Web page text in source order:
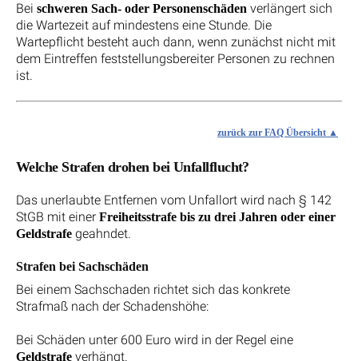
Bei schweren Sach- oder Personenschäden verlängert sich
die Wartezeit auf mindestens eine Stunde. Die
Wartepflicht besteht auch dann, wenn zunächst nicht mit
dem Eintreffen feststellungsbereiter Personen zu rechnen
ist.
zurück zur FAQ Übersicht
Welche Strafen drohen bei Unfallflucht?
Das unerlaubte Entfernen vom Unfallort wird nach § 142
StGB mit einer Freiheitsstrafe bis zu drei Jahren oder einer
Geldstrafe geahndet.
Strafen bei Sachschäden
Bei einem Sachschaden richtet sich das konkrete
Strafmaß nach der Schadenshöhe:
Bei Schäden unter 600 Euro wird in der Regel eine
Geldstrafe verhängt.